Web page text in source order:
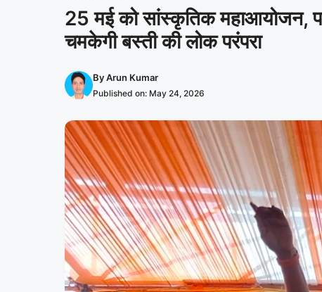
25 मई को सांस्कृतिक महाआयोजन,
चमकेगी बस्ती की लोक परंपरा
ByArun Kumar
Published on: May 24, 2026